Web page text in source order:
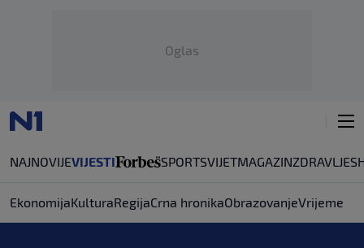
Oglas
NAJNOVIJEVIJESTI SPORTSVIJETMAGAZINZDRAVLJE
EkonomijaKulturaRegijaCrna hronikaObrazovanjeVrijeme